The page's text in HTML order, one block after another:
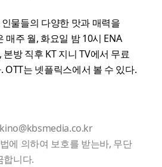
물들의 다양한 맛과 매력을
매주 월, 화요일 밤 10시 ENA
방 직후 KT 지니 TV에서 무료
OTT는 넷플릭스에서 볼 수 있다.
에 의하여 보호를 받는바, 무단
합니다.